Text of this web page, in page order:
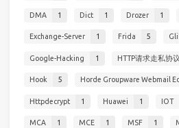
DMA 1 Dict 1 Drozer 1
Exchange-Server 1 Frida 5
Google-Hacking 1 HTTP请求走私协议
Hook 5 Horde Groupware Webmail
Httpdecrypt 1 Huawei 1 IOT
MCA 1 MCE 1 MSF 1